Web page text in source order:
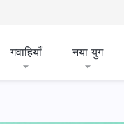
गवाहियाँ नया युग